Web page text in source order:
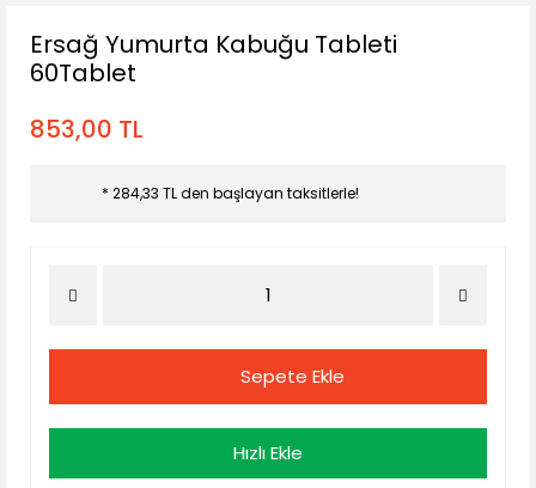
Ersağ Yumurta Kabuğu Tableti
60Tablet
853,00 TL
* 284,33 TL den başlayan taksitlerle!
Sepete Ekle
Hızlı Ekle